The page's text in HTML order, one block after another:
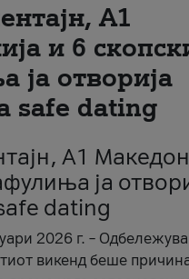
A1
и 6
ја отворија
safe dating
A1
ја
dating
2026 г. –
викенд беше